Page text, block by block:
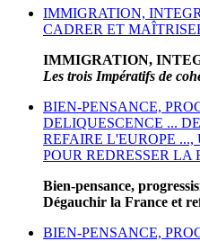
IMMIGRATION,
CADRER ET
IMMIGRATION,
Les trois Impératifs de
BIEN-PENSANCE,
DELIQUESCENCE ...
REFAIRE L'EUROPE
POUR REDRESSER LA
Bien-pensance,
Dégauchir la France et
BIEN-PENSANCE,